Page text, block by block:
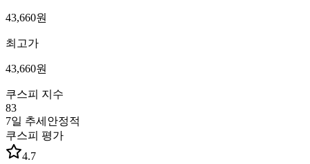
43,660원
최고가
43,660원
쿠스피 지수
83
7일 추세 안정적
쿠스피 평가
4.7